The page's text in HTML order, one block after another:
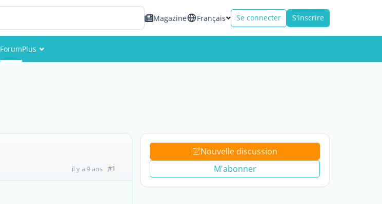
Magazine Français Se connecter S'inscrire
ForumPlus
il y a 9 ans #1
Nouvelle discussion
M'abonner